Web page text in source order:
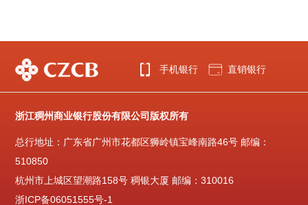
手机银行 直销银行
浙江稠州商业银行股份有限公司版权所有
总行地址：广东省广州市花都区狮岭镇宝峰南路46号 邮编：
510850
杭州市上城区望潮路158号 稠银大厦 邮编：310016
浙ICP备06051555号-1